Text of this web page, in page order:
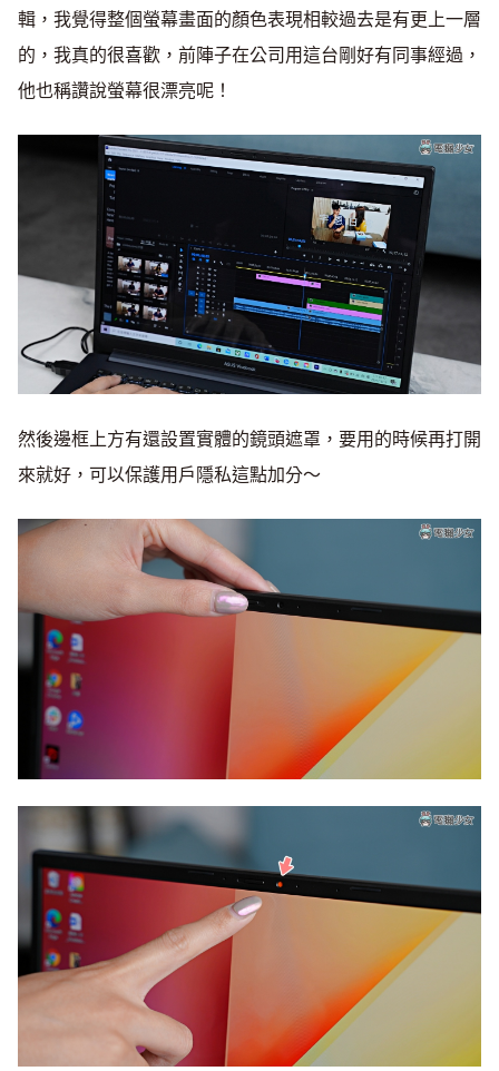
輯，我覺得整個螢幕畫面的顏色表現相較過去是有更上一層
的，我真的很喜歡，前陣子在公司用這台剛好有同事經過，
他也稱讚說螢幕很漂亮呢！
然後邊框上方有還設置實體的鏡頭遮罩，要用的時候再打開
來就好，可以保護用戶隱私這點加分～